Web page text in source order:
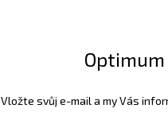
Vložte svůj e-mail a my Vás